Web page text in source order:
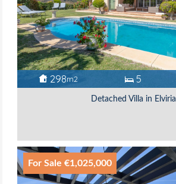
298m2 5
Detached Villa in Elviria
For Sale €1,025,000